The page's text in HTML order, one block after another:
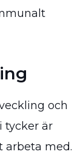
och
tycker är
arbeta med.